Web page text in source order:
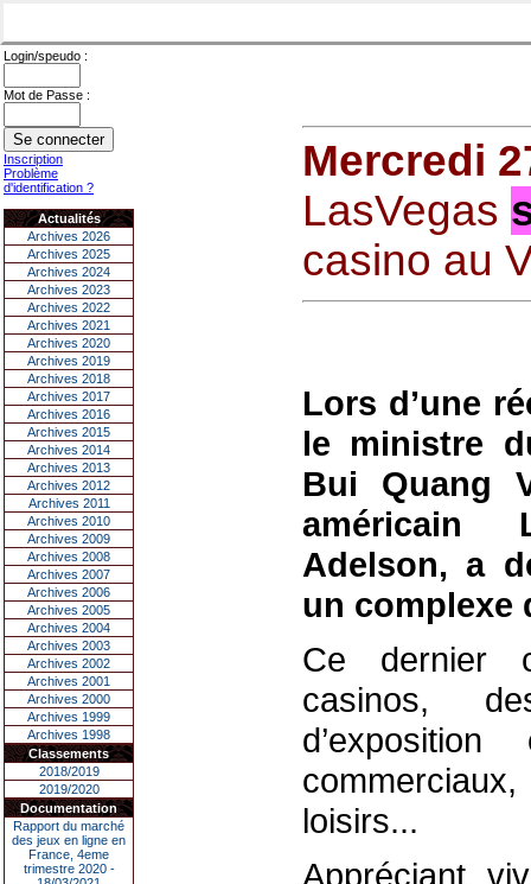
Login/speudo :
Mot de Passe :
Inscription
Problème
d'identification ?
Actualités
Archives 2026
Archives 2025
Archives 2024
Archives 2023
Archives 2022
Archives 2021
Archives 2020
Archives 2019
Archives 2018
Archives 2017
Archives 2016
Archives 2015
Archives 2014
Archives 2013
Archives 2012
Archives 2011
Archives 2010
Archives 2009
Archives 2008
Archives 2007
Archives 2006
Archives 2005
Archives 2004
Archives 2003
Archives 2002
Archives 2001
Archives 2000
Archives 1999
Archives 1998
Classements
2018/2019
2019/2020
Documentation
Rapport du marché
des jeux en ligne en
France, 4eme
trimestre 2020 -
Mercredi
LasVegas
casino au
Lors d’une
le ministre
Bui Quang
américain
Adelson, a
un complexe
Ce dernier
casinos,
loisirs...
Appréciant